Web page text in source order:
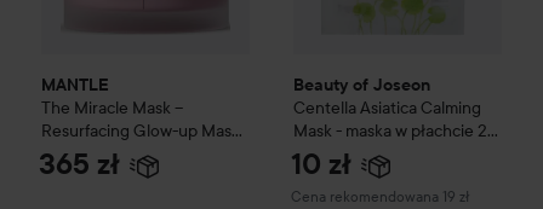
MANTLE
The Miracle Mask –
Resurfacing Glow-up Mask
75 ml
365 zł
Beauty of Joseon
Centella Asiatica Calming
Mask - maska w płachcie 25
ml
10 zł
Cena rekomendowana 19 zł
Zalecana cena 19 zł